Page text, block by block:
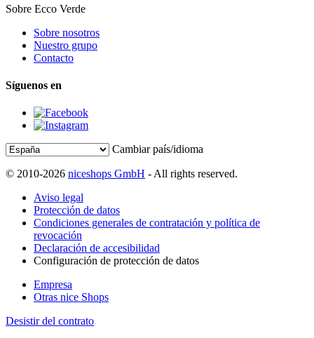
Sobre Ecco Verde
Sobre nosotros
Nuestro grupo
Contacto
Síguenos en
Cambiar país/idioma
© 2010-2026 niceshops GmbH - All rights reserved.
Aviso legal
Protección de datos
Condiciones generales de contratación y política de
revocación
Declaración de accesibilidad
Configuración de protección de datos
Empresa
Otras nice Shops
Desistir del contrato